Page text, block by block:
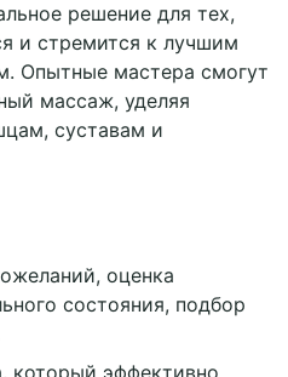
решение для тех,
и стремится к лучшим
Опытные мастера смогут
массаж, уделяя
суставам и
оценка
состояния, подбор
который эффективно
Москва, Красные
ворота
Рыбинск